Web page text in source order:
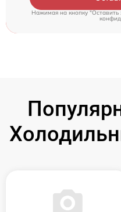
Нажимая на кнопку